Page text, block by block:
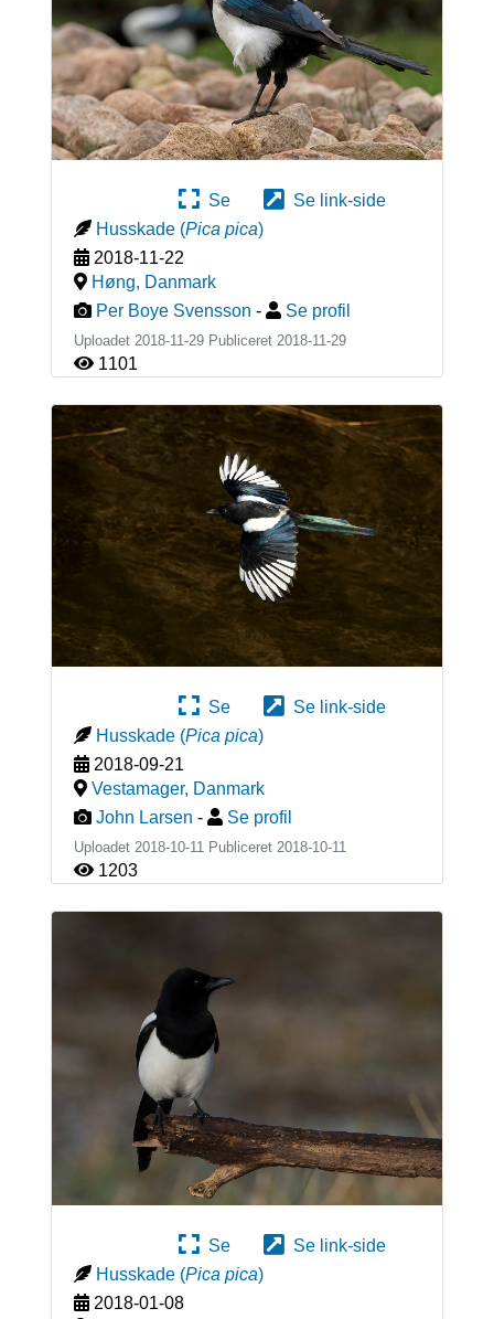
Se
Se link-side
Husskade (Pica pica)
2018-11-22
Høng, Danmark
Per Boye Svensson - Se profil
Uploadet 2018-11-29 Publiceret 2018-11-29
1101
Se
Se link-side
Husskade (Pica pica)
2018-09-21
Vestamager, Danmark
John Larsen - Se profil
Uploadet 2018-10-11 Publiceret 2018-10-11
1203
Se
Se link-side
Husskade (Pica pica)
2018-01-08